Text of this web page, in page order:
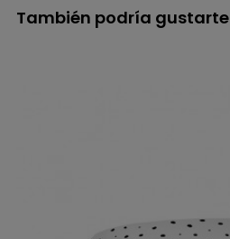
También podría gustarte